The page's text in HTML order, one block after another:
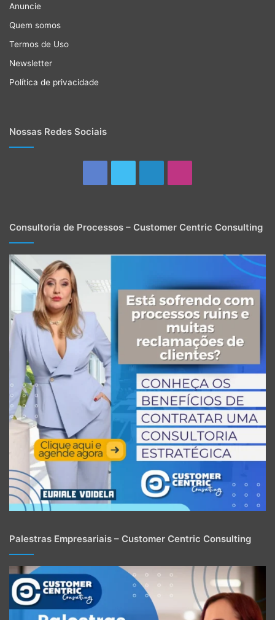
Anuncie
Quem somos
Termos de Uso
Newsletter
Política de privacidade
Nossas Redes Sociais
Consultoria de Processos – Customer Centric Consulting
Palestras Empresariais – Customer Centric Consulting